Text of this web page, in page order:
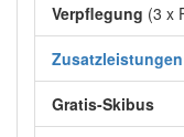
Verpflegung (3 x
Zusatzleistungen
Gratis-Skibus